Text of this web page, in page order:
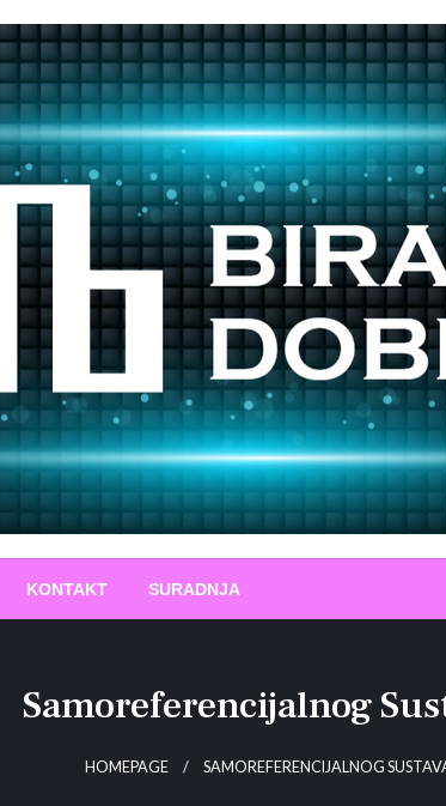
KONTAKT SURADNJA
Samoreferencijalnog
HOMEPAGE SAMOREFERENCIJALNOG